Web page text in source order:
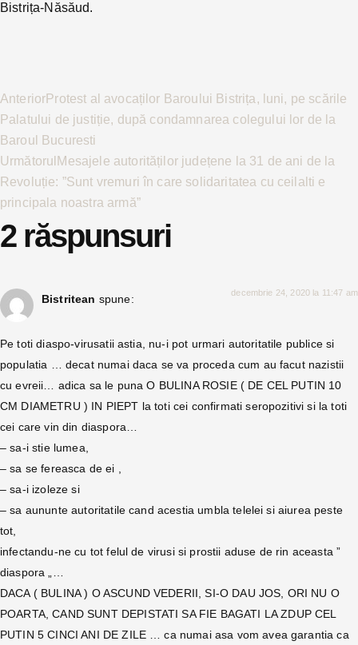
Bistrița-Năsăud.
AnteriorProtest al avocaților Baroului Bistrița, luni, pe scările
Palatului de justiție, după condamnarea colegului lor de la
Baroul Bucuresti
Următorul Mesajele autorităților județene la 31 de ani de la
Revoluție: ”Sunt vremuri în care solidaritatea cu ceilalti e
principala noastra armă”
2 răspunsuri
Bistritean spune: decembrie 24, 2020 la 11:47 am
Pe toti diaspo-virusatii astia, nu-i pot urmari autoritatile publice si
populatia … decat numai daca se va proceda cum au facut nazistii
cu evreii… adica sa le puna O BULINA ROSIE ( DE CEL PUTIN 10
CM DIAMETRU ) IN PIEPT la toti cei confirmati seropozitivi si la toti
cei care vin din diaspora…
– sa-i stie lumea,
– sa se fereasca de ei ,
– sa-i izoleze si
– sa aununte autoritatile cand acestia umbla telelei si aiurea peste
tot,
infectandu-ne cu tot felul de virusi si prostii aduse de rin aceasta ”
diaspora „…
DACA ( BULINA ) O ASCUND VEDERII, SI-O DAU JOS, ORI NU O
POARTA, CAND SUNT DEPISTATI SA FIE BAGATI LA ZDUP CEL
PUTIN 5 CINCI ANI DE ZILE … ca numai asa vom avea garantia ca